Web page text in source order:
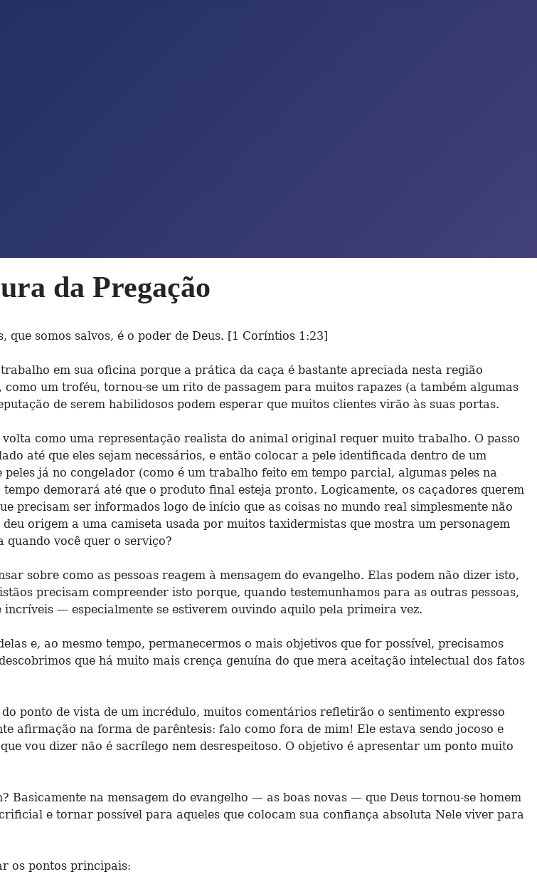
da Pregação
somos salvos, é o poder de Deus. [1 Coríntios 1:23]
em sua oficina porque a prática da caça é bastante apreciada nesta região
um troféu, tornou-se um rito de passagem para muitos rapazes (a também algumas
de serem habilidosos podem esperar que muitos clientes virão às suas portas.
como uma representação realista do animal original requer muito trabalho. O passo
até que eles sejam necessários, e então colocar a pele identificada dentro de um
já no congelador (como é um trabalho feito em tempo parcial, algumas peles na
demorará até que o produto final esteja pronto. Logicamente, os caçadores querem
precisam ser informados logo de início que as coisas no mundo real simplesmente não
origem a uma camiseta usada por muitos taxidermistas que mostra um personagem
quando você quer o serviço?
sobre como as pessoas reagem à mensagem do evangelho. Elas podem não dizer isto,
precisam compreender isto porque, quando testemunhamos para as outras pessoas,
— especialmente se estiverem ouvindo aquilo pela primeira vez.
e, ao mesmo tempo, permanecermos o mais objetivos que for possível, precisamos
que há muito mais crença genuína do que mera aceitação intelectual dos fatos
ponto de vista de um incrédulo, muitos comentários refletirão o sentimento expresso
afirmação na forma de parêntesis: falo como fora de mim! Ele estava sendo jocoso e
vou dizer não é sacrílego nem desrespeitoso. O objetivo é apresentar um ponto muito
Basicamente na mensagem do evangelho — as boas novas — que Deus tornou-se homem
e tornar possível para aqueles que colocam sua confiança absoluta Nele viver para
os pontos principais: